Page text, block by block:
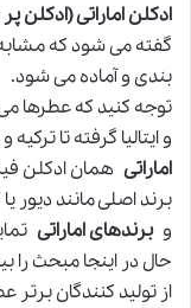
ادکلن اماراتی (ادکلن
گفته می شود که مشابه
بندی و آماده می شود.
توجه کنید که عطرها
و ایتالیا گرفته تا
اماراتی همان ادکلن
برند اصلی مانند دیور
وبرندهای اماراتی
حال در اینجا مبحث را
از تولید کنندگان